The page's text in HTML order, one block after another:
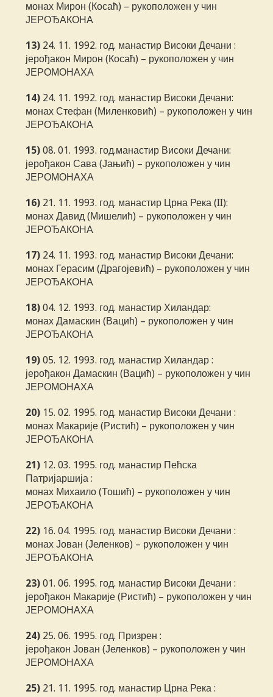
монах Мирон (Косаћ) – рукоположен у чин
ЈЕРОЂАКОНА
13) 24. 11. 1992. год. манастир Високи Дечани :
јерођакон Мирон (Косаћ) – рукоположен у чин
ЈЕРОМОНАХА
14) 24. 11. 1992. год. манастир Високи Дечани:
монах Стефан (Миленковић) – рукоположен у чин
ЈЕРОЂАКОНА
15) 08. 01. 1993. год.манастир Високи Дечани:
јерођакон Сава (Јањић) – рукоположен у чин
ЈЕРОМОНАХА
16) 21. 11. 1993. год. манастир Црна Река (II):
монах Давид (Мишелић) – рукоположен у чин
ЈЕРОЂАКОНА
17) 24. 11. 1993. год. манастир Високи Дечани:
монах Герасим (Драгојевић) – рукоположен у чин
ЈЕРОЂАКОНА
18) 04. 12. 1993. год. манастир Хиландар:
монах Дамаскин (Вацић) – рукоположен у чин
ЈЕРОЂАКОНА
19) 05. 12. 1993. год. манастир Хиландар :
јерођакон Дамаскин (Вацић) – рукоположен у чин
ЈЕРОМОНАХА
20) 15. 02. 1995. год. манастир Високи Дечани :
монах Макарије (Ристић) – рукоположен у чин
ЈЕРОЂАКОНА
21) 12. 03. 1995. год. манастир Пећска
Патријаршија :
монах Михаило (Тошић) – рукоположен у чин
ЈЕРОЂАКОНА
22) 16. 04. 1995. год. манастир Високи Дечани :
монах Јован (Јеленков) – рукоположен у чин
ЈЕРОЂАКОНА
23) 01. 06. 1995. год. манастир Високи Дечани :
јерођакон Макарије (Ристић) – рукоположен у чин
ЈЕРОМОНАХА
24) 25. 06. 1995. год. Призрен :
јерођакон Јован (Јеленков) – рукоположен у чин
ЈЕРОМОНАХА
25) 21. 11. 1995. год. манастир Црна Река :